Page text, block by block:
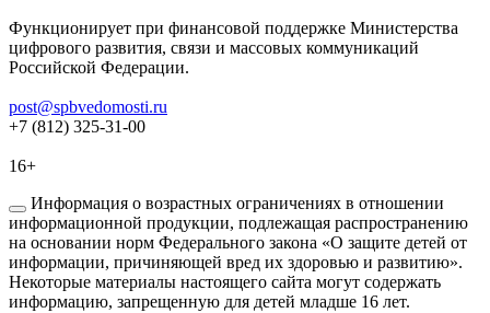
Функционирует при финансовой поддержке Министерства
цифрового развития, связи и массовых коммуникаций
Российской Федерации.
post@spbvedomosti.ru
+7 (812) 325-31-00
16+
Информация о возрастных ограничениях в отношении
информационной продукции, подлежащая распространению
на основании норм Федерального закона «О защите детей от
информации, причиняющей вред их здоровью и развитию».
Некоторые материалы настоящего сайта могут содержать
информацию, запрещенную для детей младше 16 лет.